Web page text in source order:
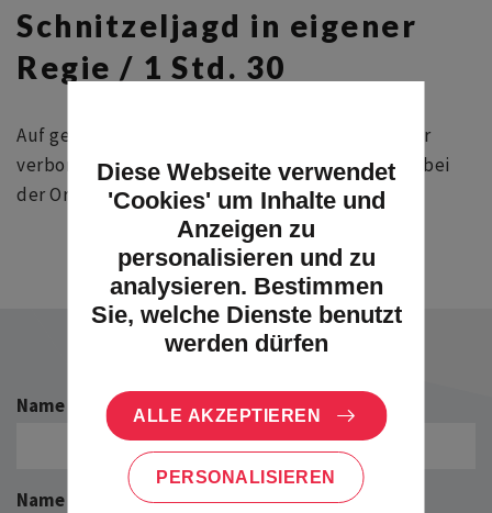
Schnitzeljagd in eigener
Regie / 1 Std. 30
Auf geht’s zur Entdeckung von Andlau und seiner
verborgenen Schätze, mit Hilfe eines Plans, der bei
der Orientierung hilft.
Name der Einrichtung *
Name des Verantwortlichen*
Diese Webseite verwendet
'Cookies' um Inhalte und
Anzeigen zu
personalisieren und zu
analysieren. Bestimmen
Sie, welche Dienste benutzt
werden dürfen
ALLE AKZEPTIEREN
PERSONALISIEREN